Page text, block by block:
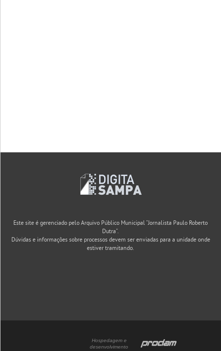
Este site é gerenciado pelo Arquivo Público Municipal "Jornalista Paulo Roberto
Dutra".
Dúvidas e informações sobre processos devem ser enviadas para a unidade onde
estiver tramitando.
Hospedagem e
desenvolvimento